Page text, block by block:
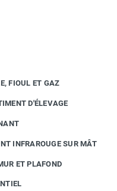
FIOUL ET GAZ
D'ÉLEVAGE
INFRAROUGE SUR MÂT
ET PLAFOND